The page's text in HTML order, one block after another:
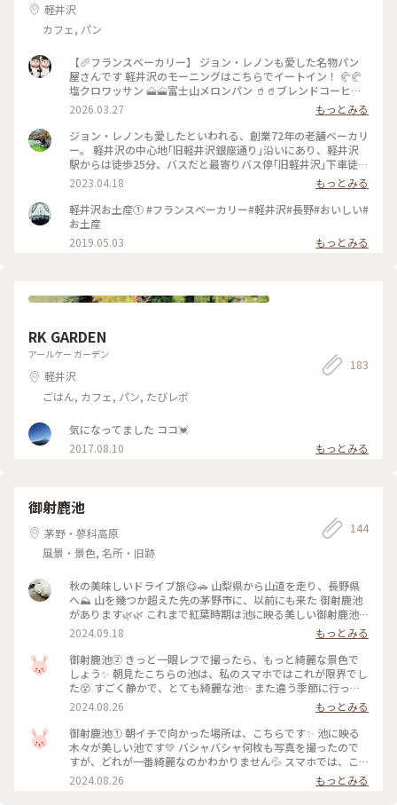
軽井沢
カフェ, パン
【🥖フランスベーカリー】 ジョン・レノンも愛した名物パン
屋さんです 軽井沢のモーニングはこちらでイートイン！ 🥐🥐
塩クロワッサン 🗻🗻富士山メロンパン 🥤🥤ブレンドコーヒー
いつも同じものを選ぶ私たち😆 * 写真2枚目 ジョン・レノンが
愛したというフランスパン🥖 店内にはジョン・レノンの写真
が飾られていました！ ⚠️無断撮影は禁止‼️ お会計をした後にお
聞きしたら 快く許してくださいました🙏✨ 私はフランスパン
のハーフをテイクアウト♡ * 写真3枚目 従姉妹が買ったイギリ
スパン🍞🇬🇧 * 写真4枚目は店舗外観 グリーンのヒサシが目印
🌿‬ * 写真5枚目 お店のコックさんの看板は👨‍🍳 初代店主さんな
のかな〜🤭 万平ホテルのベーカリーチーフだったそうです。
今回持参した ことりっぷのガイドブックは9年前のもの📕 なん
と2017年に訪れた時のレシートが貼ってありました🧾！ 創業
1951年と印字してあります… 今年 創業75周年㊗️🎊👏 フランス
がたくさんあるので パンめぐりが楽しいです🍞🥖🥐 * モーニ
した〜🍓 * 2026.3.6 * #ことりっぷ軽井沢 #軽井沢 #ふたりっ
ぷ軽井沢 #フランスベーカリー #フランスパン #塩クロワッサ
ン #イートイン #携帯写真 #fumitubu #ふみつぶ〜ぬ #春のパ
ンまつり
2026.03.27
もっとみる
ジョン・レノンも愛したといわれる、創業72年の老舗ベーカリ
ー。 軽井沢の中心地｢旧軽井沢銀座通り｣沿いにあり、軽井沢
駅からは徒歩25分、バスだと最寄りバス停｢旧軽井沢｣下車徒歩
2.3分です。 店内のほとんどの商品が、創業当時と変わらない
レシピで作られているというこのお店。 店内にひしめく商品
の数々は、昔ながらでありつつオリジナリティ溢れるラインナ
ップでとても魅力的でした✨✨ 軽井沢の美味しい水と空気で作
フランスパンは、早い段階で売り切れることもあるそうなので
2023.04.18
もっとみる
軽井沢お土産① #フランスベーカリー#軽井沢#長野#おいしい#
お土産
2019.05.03
もっとみる
RK GARDEN
アールケー ガーデン
軽井沢
ごはん, カフェ, パン, たびレポ
183
気になってました ココ💓
2017.08.10
もっとみる
御射鹿池
茅野・蓼科高原
風景・景色, 名所・旧跡
144
秋の美味しいドライブ旅😋🚗 山梨県から山道を走り、長野県
へ⛰️ 山を幾つか超えた先の茅野市に、以前にも来た 御射鹿池
があります🌿🌿 これまで紅葉時期は池に映る美しい御射鹿池
を見れていて、新緑の時期は残念だっただけに… 今回ぜひ緑の
御射鹿池を見たくて、、、 どうかなぁと思いながら車を走らせ
ます🚗💨 御射鹿池に到着すると、そこにはまさしく 東山魁夷
の描いた世界がありました🌲🌲 「緑響く」池の周りの木々が
水面に映り、 青空と雲まで映し出していました🌲🌤️☁️ 時間も
15時過ぎだった為か人も少なく、 静かな御射鹿池をゆっくり
鑑賞しました😌 どの季節も素晴らしい事がわかり、いつか 冬
の御射鹿池も見てみたいです❄️❄️ #ことりっぷ旅2024 #ことり
っぷ長野 #御射鹿池#東山魁夷#緑響く #茅野市
2024.09.18
もっとみる
御射鹿池② きっと一眼レフで撮ったら、もっと綺麗な景色で
しょう✨ 朝見たこちらの池は、私のスマホではこれが限界でし
た😵 すごく静かで、とても綺麗な池✨ また違う季節に行って
みたいです🩷 #御射鹿池 #長野 #蓼科 #茅野 #透明な世界 #こと
りっぷ旅2024
2024.08.26
もっとみる
御射鹿池① 朝イチで向かった場所は、こちらです✨ 池に映る
木々が美しい池です💚 バシャバシャ何枚も写真を撮ったので
すが、どれが一番綺麗なのかわかりません💦 スマホでは、こ
れが限界です😭 #御射鹿池 #長野 #蓼科 #茅野 #透明な世界 #こ
とりっぷ旅2024
2024.08.26 もっとみる